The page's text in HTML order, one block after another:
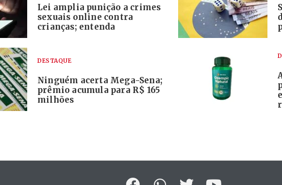
Lei amplia punição a crimes
sexuais online contra
crianças; entenda
DESTAQUE
Ninguém acerta Mega-Sena;
prêmio acumula para R$ 165
milhões